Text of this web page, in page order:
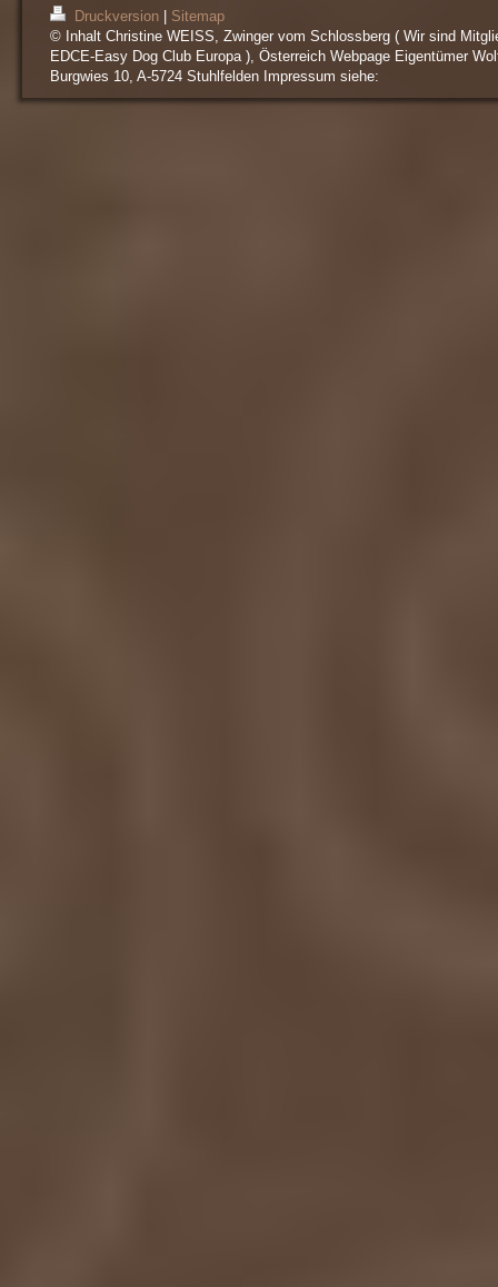
Druckversion
Sitemap
© Inhalt Christine WEISS, Zwinger vom Schlossberg ( Wir sind
EDCE-Easy Dog Club Europa ), Österreich Webpage Eigentümer
Burgwies 10, A-5724 Stuhlfelden Impressum siehe: